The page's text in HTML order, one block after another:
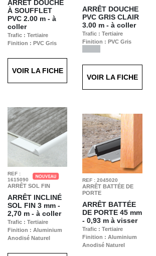
ARRÊT DOUCHE
À SOUFFLET
PVC 2.00 m - à
coller
Trafic : Tertiaire
Finition : PVC Gris
VOIR LA FICHE
ARRÊT DOUCHE
PVC GRIS CLAIR
3.00 m - à coller
Trafic : Tertiaire
Finition : PVC Gris
VOIR LA FICHE
REF :
1615090
ARRÊT SOL FIN
ARRÊT INCLINÉ
SOL FIN 3 mm -
2,70 m - à coller
Trafic : Tertiaire
Finition : Aluminium
Anodisé Naturel
REF : 2045020
ARRÊT BATTÉE DE
PORTE
ARRÊT BATTÉE
DE PORTE 45 mm
- 0,93 m à visser
Trafic : Tertiaire
Finition : Aluminium
Anodisé Naturel